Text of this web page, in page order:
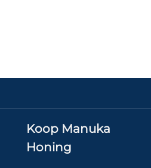
Koop Manuka
Honing